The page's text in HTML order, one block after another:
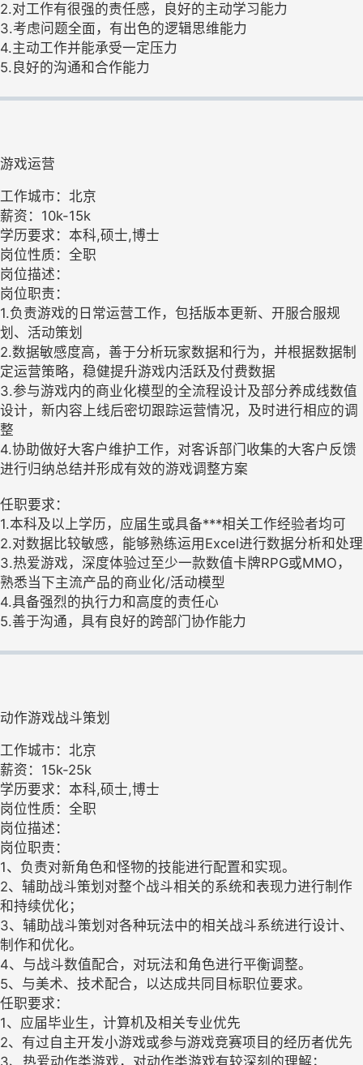
2.对工作有很强的责任感，良好的主动学习能力
3.考虑问题全面，有出色的逻辑思维能力
4.主动工作并能承受一定压力
5.良好的沟通和合作能力
游戏运营
工作城市：北京
薪资：10k-15k
学历要求：本科,硕士,博士
岗位性质：全职
岗位描述：
岗位职责：
1.负责游戏的日常运营工作，包括版本更新、开服合服规
划、活动策划
2.数据敏感度高，善于分析玩家数据和行为，并根据数据制
定运营策略，稳健提升游戏内活跃及付费数据
3.参与游戏内的商业化模型的全流程设计及部分养成线数值
设计，新内容上线后密切跟踪运营情况，及时进行相应的调
整
4.协助做好大客户维护工作，对客诉部门收集的大客户反馈
进行归纳总结并形成有效的游戏调整方案
任职要求：
1.本科及以上学历，应届生或具备***相关工作经验者均可
2.对数据比较敏感，能够熟练运用Excel进行数据分析和处理
3.热爱游戏，深度体验过至少一款数值卡牌RPG或MMO，
熟悉当下主流产品的商业化/活动模型
4.具备强烈的执行力和高度的责任心
5.善于沟通，具有良好的跨部门协作能力
动作游戏战斗策划
工作城市：北京
薪资：15k-25k
学历要求：本科,硕士,博士
岗位性质：全职
岗位描述：
岗位职责：
1、负责对新角色和怪物的技能进行配置和实现。
2、辅助战斗策划对整个战斗相关的系统和表现力进行制作
和持续优化；
3、辅助战斗策划对各种玩法中的相关战斗系统进行设计、
制作和优化。
4、与战斗数值配合，对玩法和角色进行平衡调整。
5、与美术、技术配合，以达成共同目标职位要求。
任职要求：
1、应届毕业生，计算机及相关专业优先
2、有过自主开发小游戏或参与游戏竞赛项目的经历者优先